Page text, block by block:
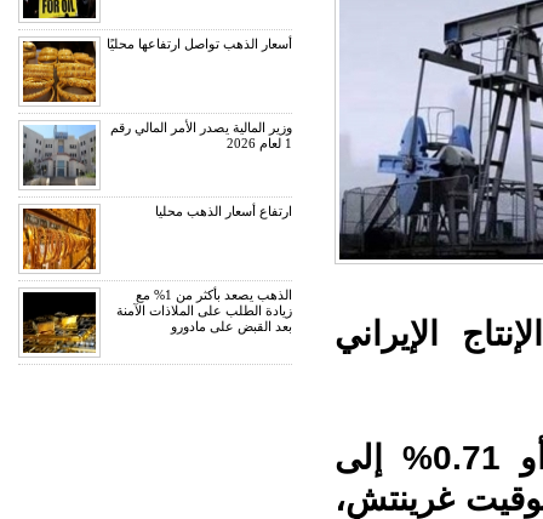
الإيراني
وزادت العقود الآجلة لخام برنت 44 سنتا أو 0.71% إلى
للبرميل بحلول الساعة 02:03 بتوقيت غرينتش،
أسعار الذهب تواصل ارتفاعها محليًا
وزير المالية يصدر الأمر المالي رقم
1 لعام 2026
ارتفاع أسعار الذهب محليا
الذهب يصعد بأكثر من 1% مع
زيادة الطلب على الملاذات الآمنة
بعد القبض على مادورو